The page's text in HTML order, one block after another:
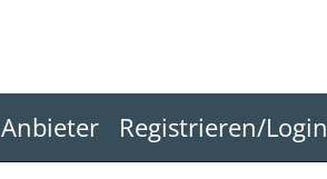
Anbieter Registrieren/Login